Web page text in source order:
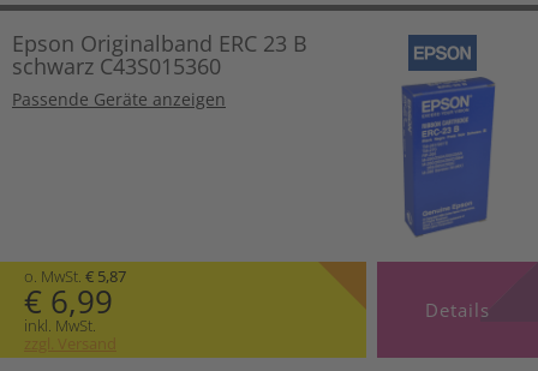
Epson Originalband ERC 23 B
schwarz C43S015360
Passende Geräte anzeigen
o. MwSt. € 5,87
€ 6,99
inkl. MwSt.
zzgl. Versand
Details